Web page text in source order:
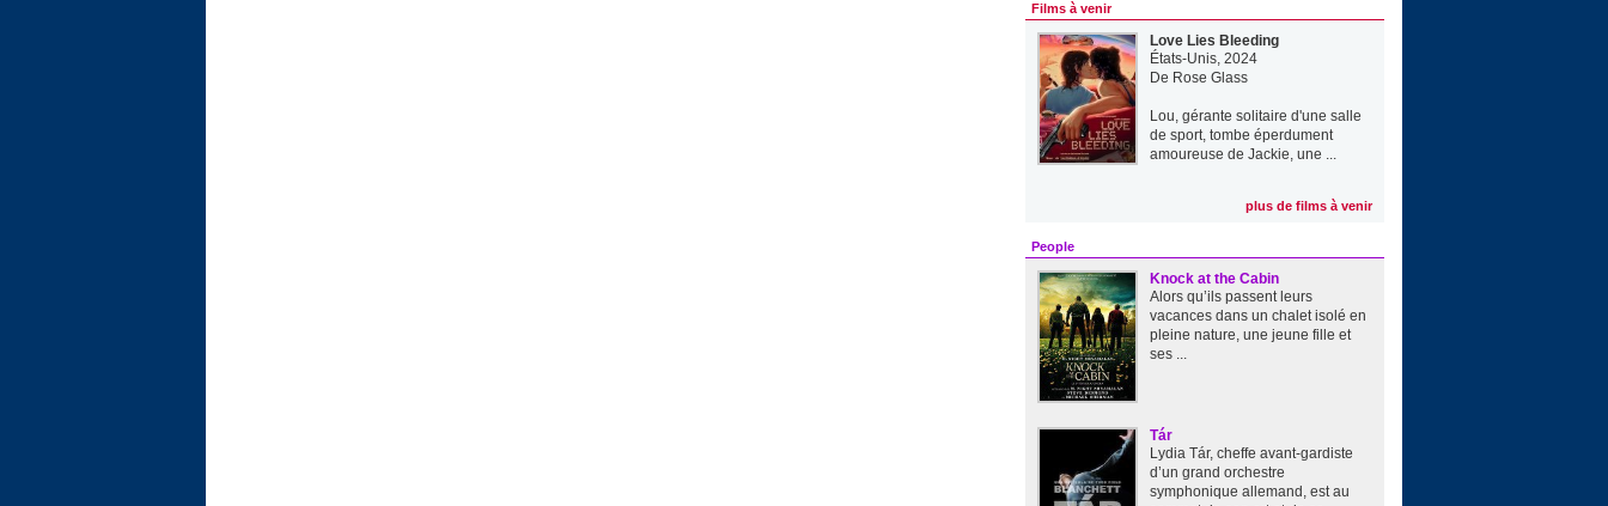
Films à venir
Love Lies Bleeding
États-Unis, 2024
De Rose Glass
Lou, gérante solitaire d'une salle
de sport, tombe éperdument
amoureuse de Jackie, une ...
plus de films à venir
People
Knock at the Cabin
Alors qu’ils passent leurs
vacances dans un chalet isolé en
pleine nature, une jeune fille et
ses ...
Tár
Lydia Tár, cheffe avant-gardiste
d’un grand orchestre
symphonique allemand, est au